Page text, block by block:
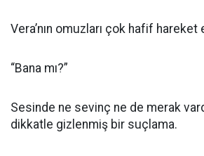
Vera’nın omuzları çok hafif hareket
“Bana mı?”
Sesinde ne sevinç ne de merak
dikkatle gizlenmiş bir suçlama.